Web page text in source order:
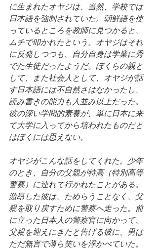
に生まれたオヤジは、当然、学校では
日本語を強制されていた。朝鮮語を使
っているところを教師に見つかると、
ムチで叩かれたという。オヤジはそれ
に反発しつつも、自分自身は学業に秀
でた生徒だったようだ。ぼくらの親と
して、また社会人として、オヤジが話
す日本語には不自然さはなかったし、
読み書きの能力も人並み以上だった。
彼の深い学問的素養が、単に日本に来
て大学に入ってから培われたものだと
はぼくには思えない。
オヤジがこんな話をしてくれた。少年
のとき、自分の父親が特高（特別高等
警察）に連れて行かれたことがある。
激昂した彼は、ためらうことなく、父
親を取り戻すために警察へ走った。前
に立った日本人の警察官に向かって、
父親を迎えにきたと告げる彼に、男は
ただ無言で薄ら笑いを浮かべていた。